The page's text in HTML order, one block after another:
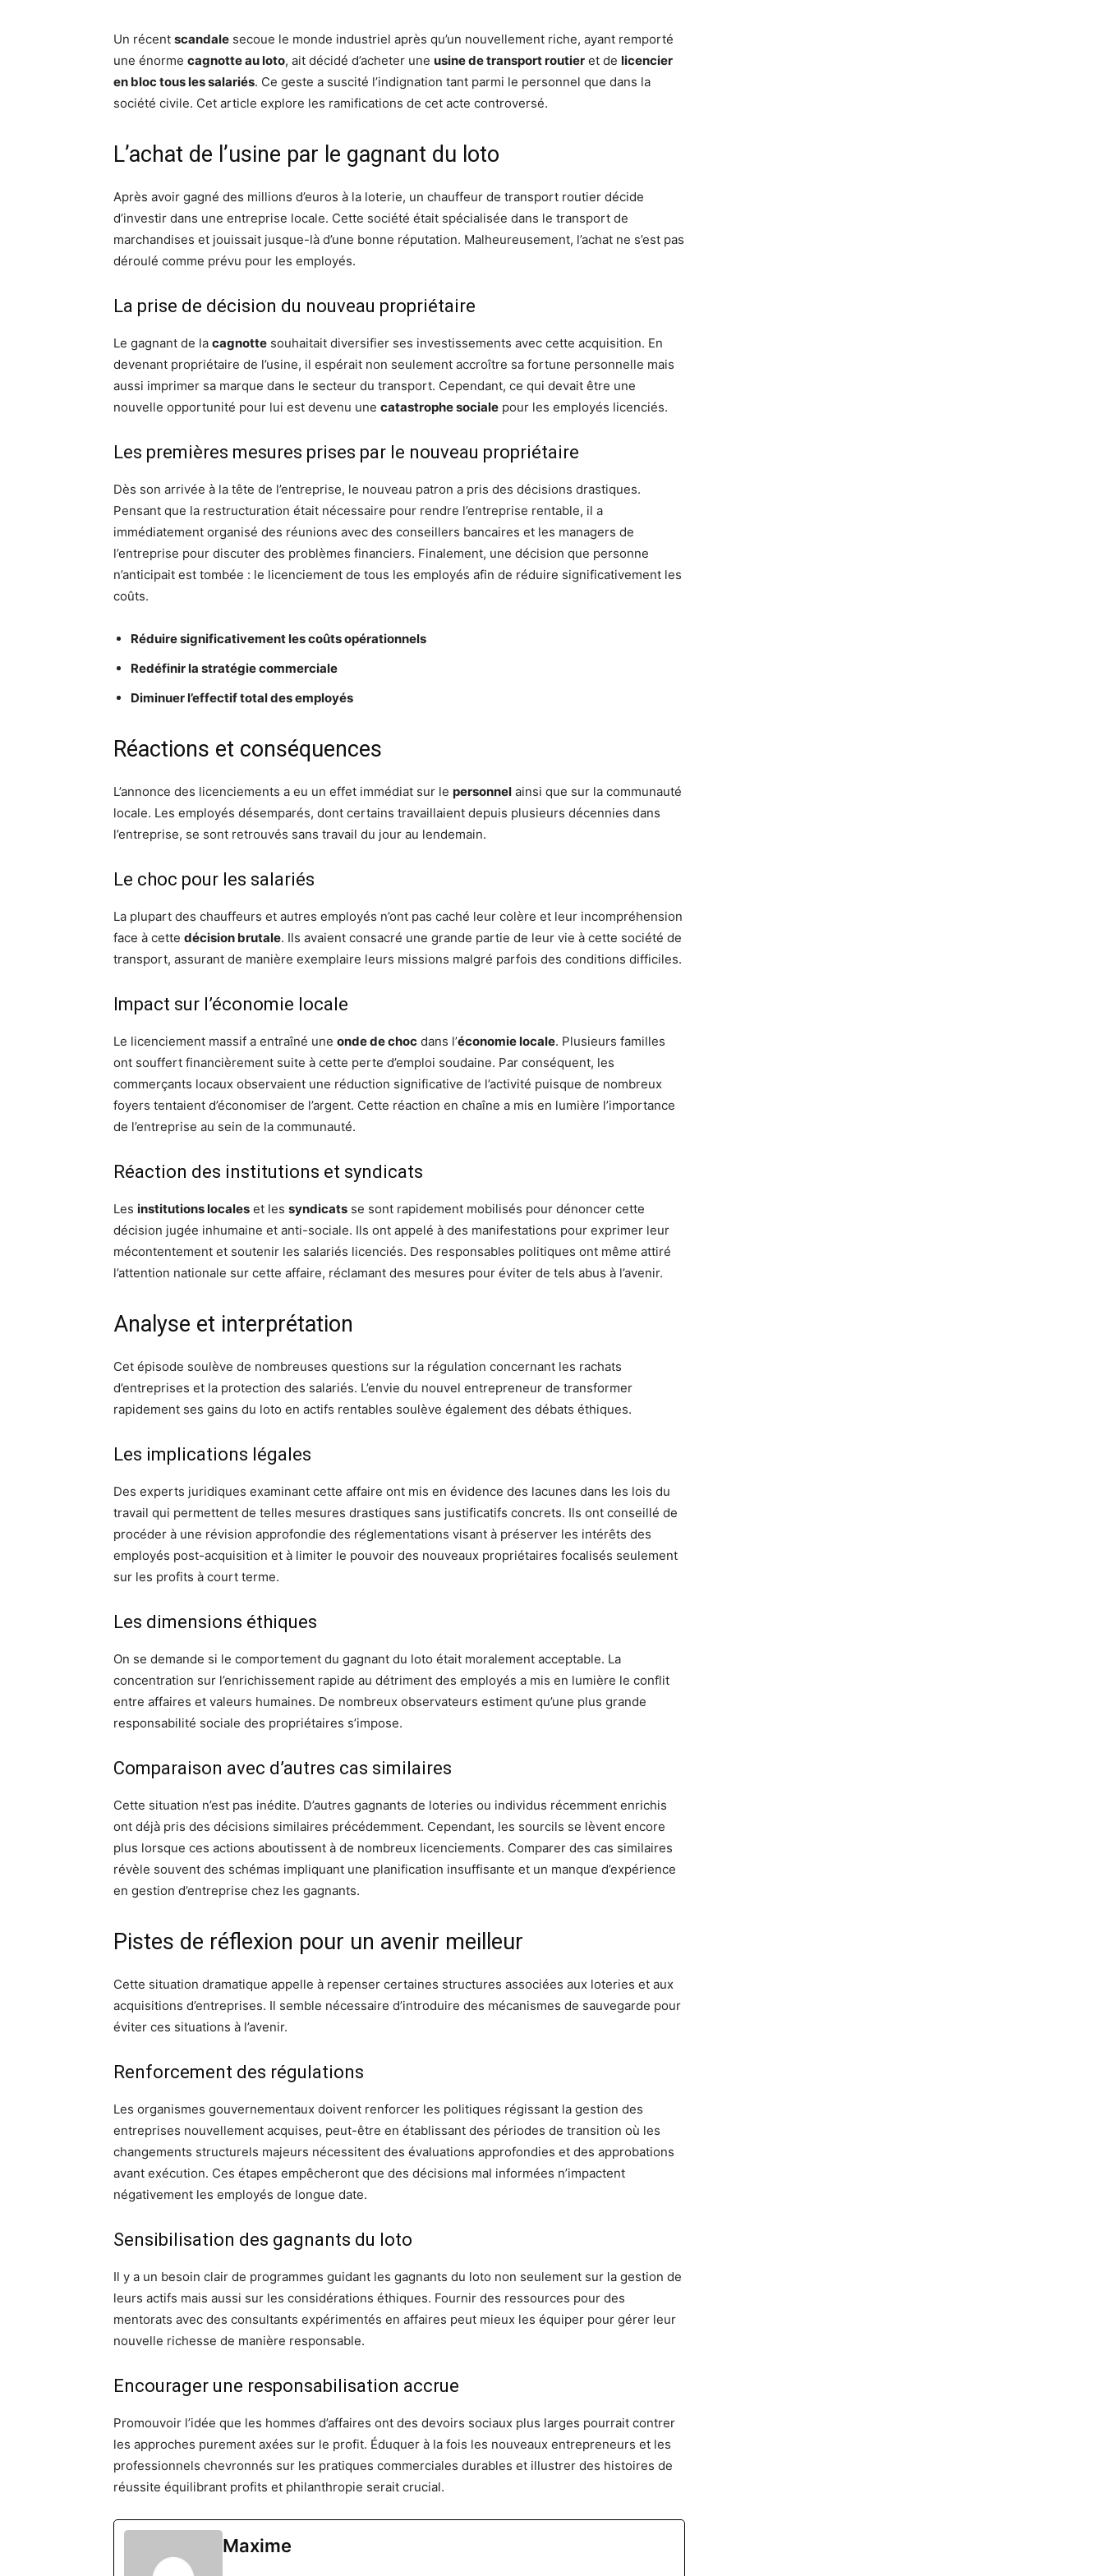
Un récent scandale secoue le monde industriel après qu’un nouvellement riche, ayant remporté
une énorme cagnotte au loto, ait décidé d’acheter une usine de transport routier et de licencier
en bloc tous les salariés. Ce geste a suscité l’indignation tant parmi le personnel que dans la
société civile. Cet article explore les ramifications de cet acte controversé.
L’achat de l’usine par le gagnant du loto
Après avoir gagné des millions d’euros à la loterie, un chauffeur de transport routier décide
d’investir dans une entreprise locale. Cette société était spécialisée dans le transport de
marchandises et jouissait jusque-là d’une bonne réputation. Malheureusement, l’achat ne s’est pas
déroulé comme prévu pour les employés.
La prise de décision du nouveau propriétaire
Le gagnant de la cagnotte souhaitait diversifier ses investissements avec cette acquisition. En
devenant propriétaire de l’usine, il espérait non seulement accroître sa fortune personnelle mais
aussi imprimer sa marque dans le secteur du transport. Cependant, ce qui devait être une
nouvelle opportunité pour lui est devenu une catastrophe sociale pour les employés licenciés.
Les premières mesures prises par le nouveau propriétaire
Dès son arrivée à la tête de l’entreprise, le nouveau patron a pris des décisions drastiques.
Pensant que la restructuration était nécessaire pour rendre l’entreprise rentable, il a
immédiatement organisé des réunions avec des conseillers bancaires et les managers de
l’entreprise pour discuter des problèmes financiers. Finalement, une décision que personne
n’anticipait est tombée : le licenciement de tous les employés afin de réduire significativement les
coûts.
Réduire significativement les coûts opérationnels
Redéfinir la stratégie commerciale
Diminuer l’effectif total des employés
Réactions et conséquences
L’annonce des licenciements a eu un effet immédiat sur le personnel ainsi que sur la communauté
locale. Les employés désemparés, dont certains travaillaient depuis plusieurs décennies dans
l’entreprise, se sont retrouvés sans travail du jour au lendemain.
Le choc pour les salariés
La plupart des chauffeurs et autres employés n’ont pas caché leur colère et leur incompréhension
face à cette décision brutale. Ils avaient consacré une grande partie de leur vie à cette société de
transport, assurant de manière exemplaire leurs missions malgré parfois des conditions difficiles.
Impact sur l’économie locale
Le licenciement massif a entraîné une onde de choc dans l’économie locale. Plusieurs familles
ont souffert financièrement suite à cette perte d’emploi soudaine. Par conséquent, les
commerçants locaux observaient une réduction significative de l’activité puisque de nombreux
foyers tentaient d’économiser de l’argent. Cette réaction en chaîne a mis en lumière l’importance
de l’entreprise au sein de la communauté.
Réaction des institutions et syndicats
Les institutions locales et les syndicats se sont rapidement mobilisés pour dénoncer cette
décision jugée inhumaine et anti-sociale. Ils ont appelé à des manifestations pour exprimer leur
mécontentement et soutenir les salariés licenciés. Des responsables politiques ont même attiré
l’attention nationale sur cette affaire, réclamant des mesures pour éviter de tels abus à l’avenir.
Analyse et interprétation
Cet épisode soulève de nombreuses questions sur la régulation concernant les rachats
d’entreprises et la protection des salariés. L’envie du nouvel entrepreneur de transformer
rapidement ses gains du loto en actifs rentables soulève également des débats éthiques.
Les implications légales
Des experts juridiques examinant cette affaire ont mis en évidence des lacunes dans les lois du
travail qui permettent de telles mesures drastiques sans justificatifs concrets. Ils ont conseillé de
procéder à une révision approfondie des réglementations visant à préserver les intérêts des
employés post-acquisition et à limiter le pouvoir des nouveaux propriétaires focalisés seulement
sur les profits à court terme.
Les dimensions éthiques
On se demande si le comportement du gagnant du loto était moralement acceptable. La
concentration sur l’enrichissement rapide au détriment des employés a mis en lumière le conflit
entre affaires et valeurs humaines. De nombreux observateurs estiment qu’une plus grande
responsabilité sociale des propriétaires s’impose.
Comparaison avec d’autres cas similaires
Cette situation n’est pas inédite. D’autres gagnants de loteries ou individus récemment enrichis
ont déjà pris des décisions similaires précédemment. Cependant, les sourcils se lèvent encore
plus lorsque ces actions aboutissent à de nombreux licenciements. Comparer des cas similaires
révèle souvent des schémas impliquant une planification insuffisante et un manque d’expérience
en gestion d’entreprise chez les gagnants.
Pistes de réflexion pour un avenir meilleur
Cette situation dramatique appelle à repenser certaines structures associées aux loteries et aux
acquisitions d’entreprises. Il semble nécessaire d’introduire des mécanismes de sauvegarde pour
éviter ces situations à l’avenir.
Renforcement des régulations
Les organismes gouvernementaux doivent renforcer les politiques régissant la gestion des
entreprises nouvellement acquises, peut-être en établissant des périodes de transition où les
changements structurels majeurs nécessitent des évaluations approfondies et des approbations
avant exécution. Ces étapes empêcheront que des décisions mal informées n’impactent
négativement les employés de longue date.
Sensibilisation des gagnants du loto
Il y a un besoin clair de programmes guidant les gagnants du loto non seulement sur la gestion de
leurs actifs mais aussi sur les considérations éthiques. Fournir des ressources pour des
mentorats avec des consultants expérimentés en affaires peut mieux les équiper pour gérer leur
nouvelle richesse de manière responsable.
Encourager une responsabilisation accrue
Promouvoir l’idée que les hommes d’affaires ont des devoirs sociaux plus larges pourrait contrer
les approches purement axées sur le profit. Éduquer à la fois les nouveaux entrepreneurs et les
professionnels chevronnés sur les pratiques commerciales durables et illustrer des histoires de
réussite équilibrant profits et philanthropie serait crucial.
Maxime